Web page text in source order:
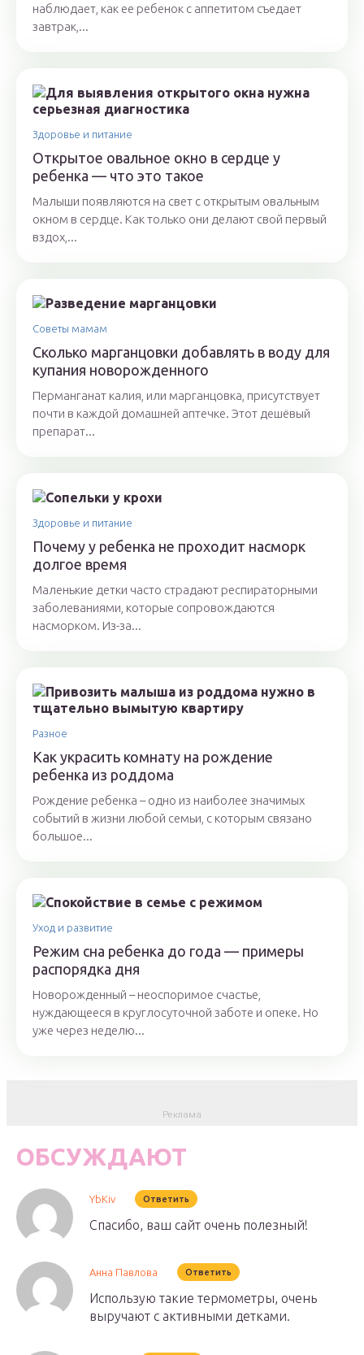
наблюдает, как ее ребенок с аппетитом съедает
завтрак,...
Здоровье и питание
Открытое овальное окно в сердце у
ребенка — что это такое
Малыши появляются на свет с открытым овальным
окном в сердце. Как только они делают свой первый
вздох,...
Советы мамам
Сколько марганцовки добавлять в воду для
купания новорожденного
Перманганат калия, или марганцовка, присутствует
почти в каждой домашней аптечке. Этот дешёвый
препарат...
Здоровье и питание
Почему у ребенка не проходит насморк
долгое время
Маленькие детки часто страдают респираторными
заболеваниями, которые сопровождаются
насморком. Из-за...
Разное
Как украсить комнату на рождение
ребенка из роддома
Рождение ребенка – одно из наиболее значимых
событий в жизни любой семьи, с которым связано
большое...
Уход и развитие
Режим сна ребенка до года — примеры
распорядка дня
Новорожденный – неоспоримое счастье,
нуждающееся в круглосуточной заботе и опеке. Но
уже через неделю...
ОБСУЖДАЮТ
YbKiv Ответить
Спасибо, ваш сайт очень полезный!
Анна Павлова Ответить
Использую такие термометры, очень
выручают с активными детками.